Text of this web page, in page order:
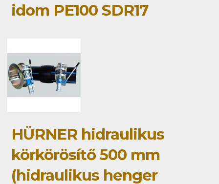
idom PE100 SDR17
HÜRNER hidraulikus
körkörösítő 500 mm
(hidraulikus henger